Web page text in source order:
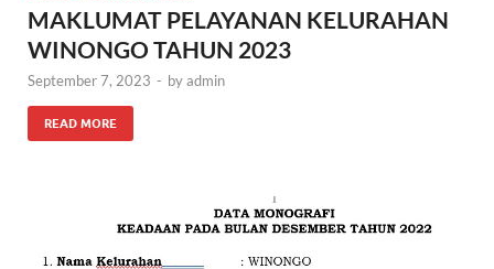
MAKLUMAT PELAYANAN KELURAHAN
WINONGO TAHUN 2023
September 7, 2023 - byadmin
READ MORE